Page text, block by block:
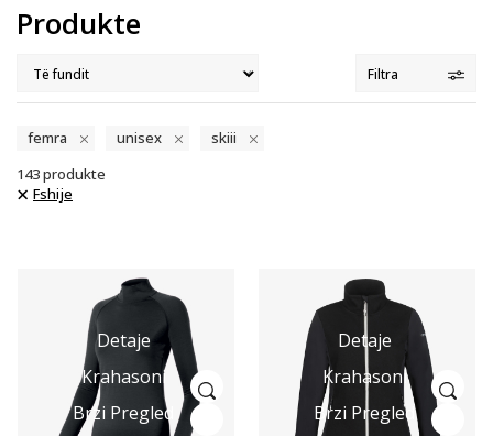
Produkte
Filtra
femra unisex
skiii
143produkte
Fshije
Detaje
Krahasoni
Brzi Pregled
Detaje
Krahasoni
Brzi Pregled